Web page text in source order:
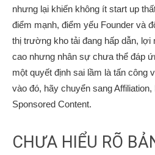
nhưng lại khiến không ít start up
điểm mạnh, điểm yếu Founder và
thị trường kho tải đang hấp dẫn, lợi
cao nhưng nhân sự chưa thể đáp
một quyết định sai lầm là tấn công
vào đó, hãy chuyển sang
Sponsored Content.
CHƯA HIỂU RÕ